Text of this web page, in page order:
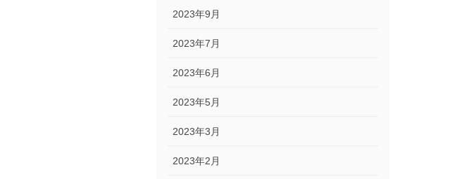
2023年9月
2023年7月
2023年6月
2023年5月
2023年3月
2023年2月